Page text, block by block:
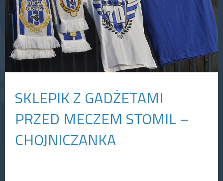
SKLEPIK Z GADŻETAMI
PRZED MECZEM STOMIL –
CHOJNICZANKA